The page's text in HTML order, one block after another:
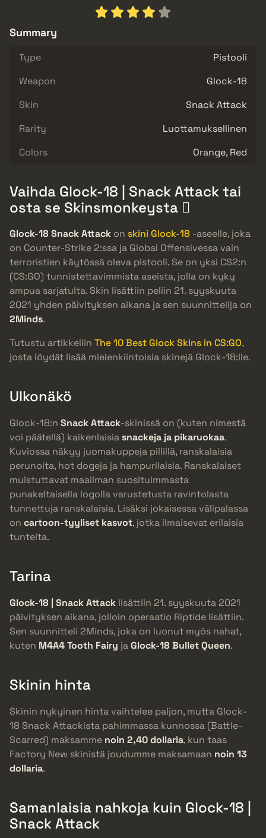
Summary
Type
Pistooli
Weapon
Glock-18
Skin
Snack Attack
Rarity
Luottamuksellinen
Colors
Orange, Red
Vaihda Glock-18 | Snack Attack tai
osta se Skinsmonkeysta 
Glock-18 Snack Attack on skini Glock-18 -aseelle, joka
on Counter-Strike 2:ssa ja Global Offensivessa vain
terroristien käytössä oleva pistooli. Se on yksi CS2:n
(CS:GO) tunnistettavimmista aseista, jolla on kyky
ampua sarjatulta. Skin lisättiin peliin 21. syyskuuta
2021 yhden päivityksen aikana ja sen suunnittelija on
2Minds.
Tutustu artikkeliin The 10 Best Glock Skins in CS:GO,
josta löydät lisää mielenkiintoisia skinejä Glock-18:lle.
Ulkonäkö
Glock-18:n Snack Attack-skinissä on (kuten nimestä
voi päätellä) kaikenlaisia snackeja ja pikaruokaa.
Kuviossa näkyy juomakuppeja pillillä, ranskalaisia
perunoita, hot dogeja ja hampurilaisia. Ranskalaiset
muistuttavat maailman suosituimmasta
punakeltaisella logolla varustetusta ravintolasta
tunnettuja ranskalaisia. Lisäksi jokaisessa välipalassa
on cartoon-tyyliset kasvot, jotka ilmaisevat erilaisia
tunteita.
Tarina
Glock-18 | Snack Attack lisättiin 21. syyskuuta 2021
päivityksen aikana, jolloin operaatio Riptide lisättiin.
Sen suunnitteli 2Minds, joka on luonut myös nahat,
kuten M4A4 Tooth Fairy jaGlock-18 Bullet Queen.
Skinin hinta
Skinin nykyinen hinta vaihtelee paljon, mutta Glock-
18 Snack Attackista pahimmassa kunnossa (Battle-
Scarred) maksamme noin 2,40 dollaria, kun taas
Factory New skinistä joudumme maksamaan noin 13
dollaria.
Samanlaisia nahkoja kuin Glock-18 |
Snack Attack